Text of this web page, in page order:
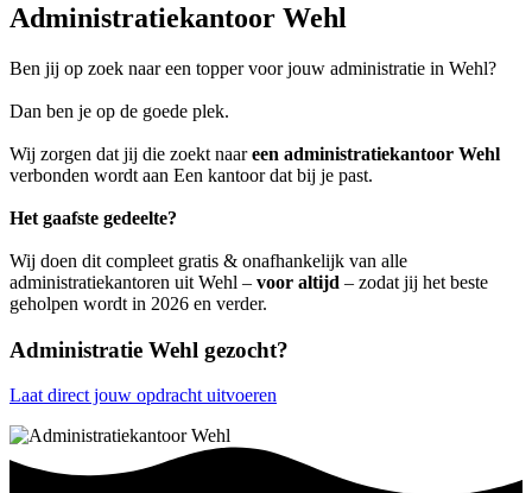
Administratiekantoor Wehl
Ben jij op zoek naar een topper voor jouw administratie in Wehl?
Dan ben je op de goede plek.
Wij zorgen dat jij die zoekt naareen administratiekantoor Wehl
verbonden wordt aan Een kantoor dat bij je past.
Het gaafste gedeelte?
Wij doen dit compleet gratis & onafhankelijk van alle
administratiekantoren uit Wehl – voor altijd – zodat jij het beste
geholpen wordt in 2026 en verder.
Administratie Wehl gezocht?
Laat direct jouw opdracht uitvoeren